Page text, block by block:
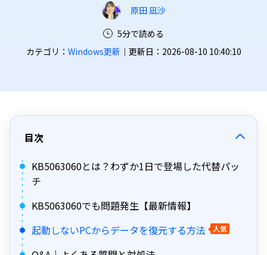
原田 凪沙
5分で読める
カテゴリ： Windows更新 ｜更新日：2026-08-10 10:40:10
目次
KB5063060とは？わずか1日で登場した代替パッ
チ
KB5063060でも問題発生【最新情報】
起動しないPCからデータを復元する方法
人気